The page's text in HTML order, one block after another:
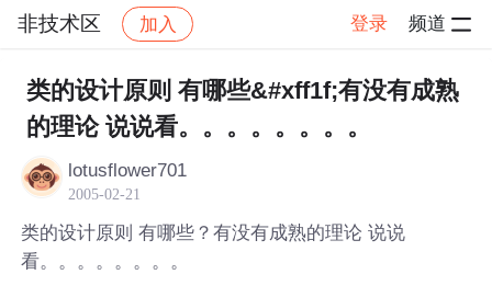
非技术区 加入 登录 频道
社区 非技术区 帖子详情
类的设计原则 有哪些&#xff1f;有没有成熟
的理论 说说看。。。。。。。。
lotusflower701
2005-02-21
类的设计原则 有哪些？有没有成熟的理论 说说
看。。。。。。。。